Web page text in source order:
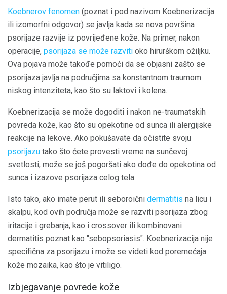
Koebnerov fenomen (poznat i pod nazivom Koebnerizacija
ili izomorfni odgovor) se javlja kada se nova površina
psorijaze razvije iz povrijeđene kože. Na primer, nakon
operacije, psorijaza se može razviti oko hirurškom ožiljku.
Ova pojava može takođe pomoći da se objasni zašto se
psorijaza javlja na područjima sa konstantnom traumom
niskog intenziteta, kao što su laktovi i kolena.
Koebnerizacija se može dogoditi i nakon ne-traumatskih
povreda kože, kao što su opekotine od sunca ili alergijske
reakcije na lekove. Ako pokušavate da očistite svoju
psorijazu tako što ćete provesti vreme na sunčevoj
svetlosti, može se još pogoršati ako dođe do opekotina od
sunca i izazove psorijaza celog tela.
Isto tako, ako imate perut ili seboroični dermatitis na licu i
skalpu, kod ovih područja može se razviti psorijaza zbog
iritacije i grebanja, kao i crossover ili kombinovani
dermatitis poznat kao "sebopsoriasis". Koebnerizacija nije
specifična za psorijazu i može se videti kod poremećaja
kože mozaika, kao što je vitiligo.
Izbjegavanje povrede kože